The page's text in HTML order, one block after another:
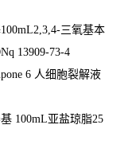
100mL2,3,4-三氧基本
13909-73-4
6 人细胞裂解液
100mL亚盐琼脂25